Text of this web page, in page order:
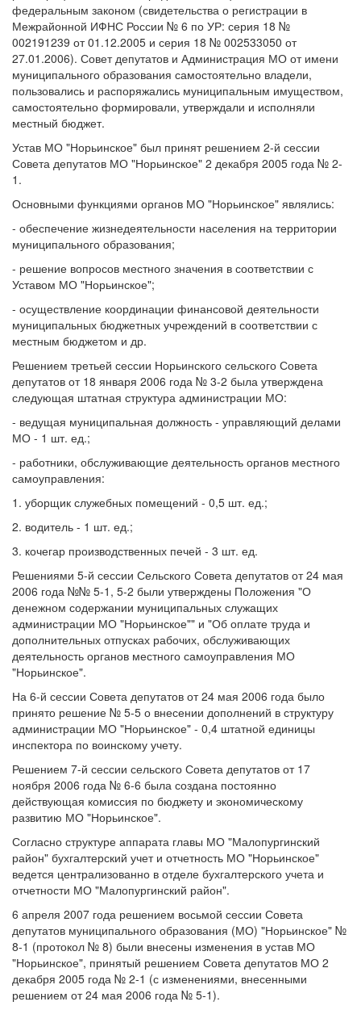
федеральным законом (свидетельства о регистрации в
Межрайонной ИФНС России № 6 по УР: серия 18 №
002191239 от 01.12.2005 и серия 18 № 002533050 от
27.01.2006). Совет депутатов и Администрация МО от имени
муниципального образования самостоятельно владели,
пользовались и распоряжались муниципальным имуществом,
самостоятельно формировали, утверждали и исполняли
местный бюджет.
Устав МО "Норьинское" был принят решением 2-й сессии
Совета депутатов МО "Норьинское" 2 декабря 2005 года № 2-
1.
Основными функциями органов МО "Норьинское" являлись:
- обеспечение жизнедеятельности населения на территории
муниципального образования;
- решение вопросов местного значения в соответствии с
Уставом МО "Норьинское";
- осуществление координации финансовой деятельности
муниципальных бюджетных учреждений в соответствии с
местным бюджетом и др.
Решением третьей сессии Норьинского сельского Совета
депутатов от 18 января 2006 года № 3-2 была утверждена
следующая штатная структура администрации МО:
- ведущая муниципальная должность - управляющий делами
МО - 1 шт. ед.;
- работники, обслуживающие деятельность органов местного
самоуправления:
1. уборщик служебных помещений - 0,5 шт. ед.;
2. водитель - 1 шт. ед.;
3. кочегар производственных печей - 3 шт. ед.
Решениями 5-й сессии Сельского Совета депутатов от 24 мая
2006 года №№ 5-1, 5-2 были утверждены Положения "О
денежном содержании муниципальных служащих
администрации МО "Норьинское"" и "Об оплате труда и
дополнительных отпусках рабочих, обслуживающих
деятельность органов местного самоуправления МО
"Норьинское".
На 6-й сессии Совета депутатов от 24 мая 2006 года было
принято решение № 5-5 о внесении дополнений в структуру
администрации МО "Норьинское" - 0,4 штатной единицы
инспектора по воинскому учету.
Решением 7-й сессии сельского Совета депутатов от 17
ноября 2006 года № 6-6 была создана постоянно
действующая комиссия по бюджету и экономическому
развитию МО "Норьинское".
Согласно структуре аппарата главы МО "Малопургинский
район" бухгалтерский учет и отчетность МО "Норьинское"
ведется централизованно в отделе бухгалтерского учета и
отчетности МО "Малопургинский район".
6 апреля 2007 года решением восьмой сессии Совета
депутатов муниципального образования (МО) "Норьинское" №
8-1 (протокол № 8) были внесены изменения в устав МО
"Норьинское", принятый решением Совета депутатов МО 2
декабря 2005 года № 2-1 (с изменениями, внесенными
решением от 24 мая 2006 года № 5-1).